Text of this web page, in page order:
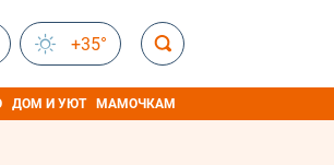
+35°
ДОМ И УЮТ МАМОЧКАМ